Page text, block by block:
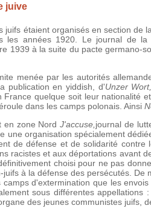
juive
juifs étaient organisés en section
les années 1920. Le journal de
1939 à la suite du pacte germano-
menée par les autorités
publication en yiddish, d'Unzer
France quelque soit leur nationalité
dans les camps polonais. Ainsi
en zone Nord J'accuse, journal de
une organisation spécialement
de défense et de solidarité
racistes et aux déportations avant
choisi pour ne pas
à la défense des persécutés.
d'extermination que les
sous différentes
des jeunes communistes juifs,